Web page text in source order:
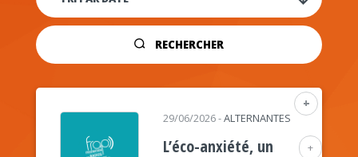
RECHERCHER
+
+
29/06/2026-ALTERNANTES
L’éco-anxiété, un